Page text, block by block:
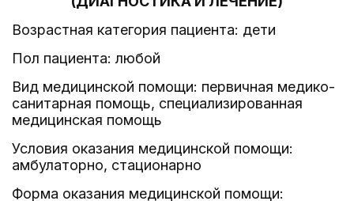
Возрастная категория пациента: дети
Пол пациента: любой
Вид медицинской помощи: первичная медико-
санитарная помощь, специализированная
медицинская помощь
Условия оказания медицинской помощи:
амбулаторно, стационарно
Форма оказания медицинской помощи: